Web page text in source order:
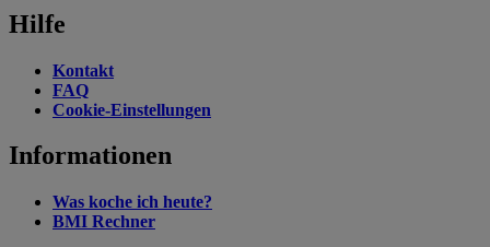
Hilfe
Kontakt
FAQ
Cookie-Einstellungen
Informationen
Was koche ich heute?
BMI Rechner